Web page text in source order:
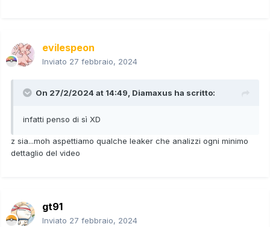
evilespeon
Inviato 27 febbraio, 2024
On 27/2/2024 at 14:49, Diamaxus ha scritto:
infatti penso di sì XD
z sia...moh aspettiamo qualche leaker che analizzi ogni minimo
dettaglio del video
gt91
Inviato 27 febbraio, 2024